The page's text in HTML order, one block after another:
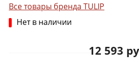
Все товары бренда TULIP
Нет в наличии
12 593